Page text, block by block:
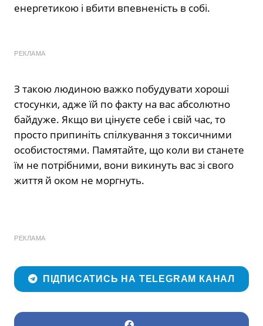
енергетикою і вбити впевненість в собі.
РЕКЛАМА
З такою людиною важко побудувати хороші
стосунки, адже їй по факту на вас абсолютно
байдуже. Якщо ви цінуєте себе і свій час, то
просто припиніть спілкування з токсичними
особистостями. Памятайте, що коли ви станете
їм не потрібними, вони викинуть вас зі свого
життя й оком не моргнуть.
РЕКЛАМА
ПІДПИСАТИСЬ НА TELEGRAM КАНАЛ